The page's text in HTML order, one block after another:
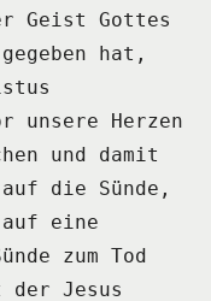
Geist Gottes
hat,
unsere Herzen
und damit
die Sünde,
eine
zum Tod
Jesus